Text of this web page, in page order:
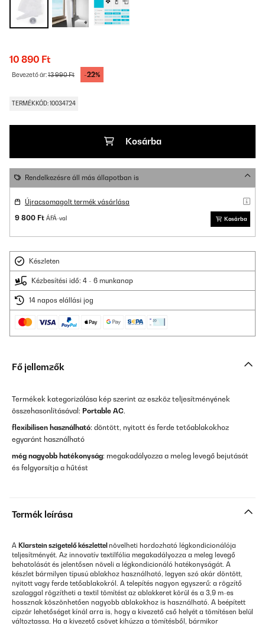
10 890 Ft
Bevezető ár:13 990 Ft -22%
TERMÉKKÓD: 10034724
Kosárba
Rendelkezésre áll más állapotban is
Újracsomagolt termék vásárlása
9 800 Ft ÁFÁ-val Kosárba
Készleten
Kézbesítési idő: 4 - 6 munkanap
14 napos elállási jog
Fő jellemzők
Termékek kategorizálása kép szerint az eszköz teljesítményének
összehasonlításával: Portable AC.
flexibilisen használható: döntött, nyitott és ferde tetőablakokhoz
egyaránt használható
még nagyobb hatékonyság: megakadályozza a meleg levegő bejutását
és felgyorsítja a hűtést
Termék leírása
A Klarstein szigetelő készlettel növelheti hordozható légkondicionálója
teljesítményét. Az innovatív textilfólia megakadályozza a meleg levegő
behatolását és jelentősen növeli a légkondicionáló hatékonyságát. A
készlet bármilyen típusú ablakhoz használható, legyen szó akár döntött,
nyitott vagy ferde tetőablakokról. A telepítés nagyon egyszerű: a rögzítő
szalaggal rögzítheti a textil tömítést az ablakkeret körül és a 3,9 m-es
hossznak köszönhetően nagyobb ablakokhoz is használható. A beépített
cipzár lehetőséget kínál arra is, hogy a kivezető cső helyét a tömítésen belül
változtassa. Ha a kivezető csövet kihúzza a tömítésből, bármikor